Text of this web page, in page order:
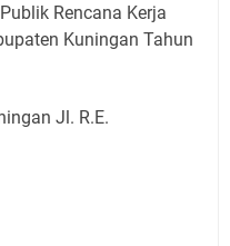
Rencana Kerja
Kuningan Tahun
Jl. R.E.